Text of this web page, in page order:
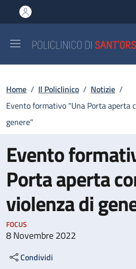
al contenuto principale
to footer content
Briciole di pane
Home / Il Policlinico / Notizie /
Evento formativo "Una Porta aperta
genere"
Evento
Porta aperta
violenza di
FOCUS
8 Novembre 2022
Condividi